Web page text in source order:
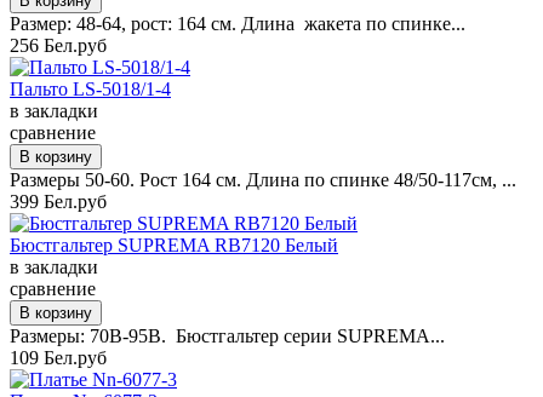
Размер: 48-64, рост: 164 см. Длина жакета по спинке...
256 Бел.руб
Пальто LS-5018/1-4
в закладки
сравнение
Размеры 50-60. Рост 164 см. Длина по спинке 48/50-117см, ...
399 Бел.руб
Бюстгальтер SUPREMA RB7120 Белый
в закладки
сравнение
Размеры: 70B-95B. Бюстгальтер серии SUPREMA...
109 Бел.руб